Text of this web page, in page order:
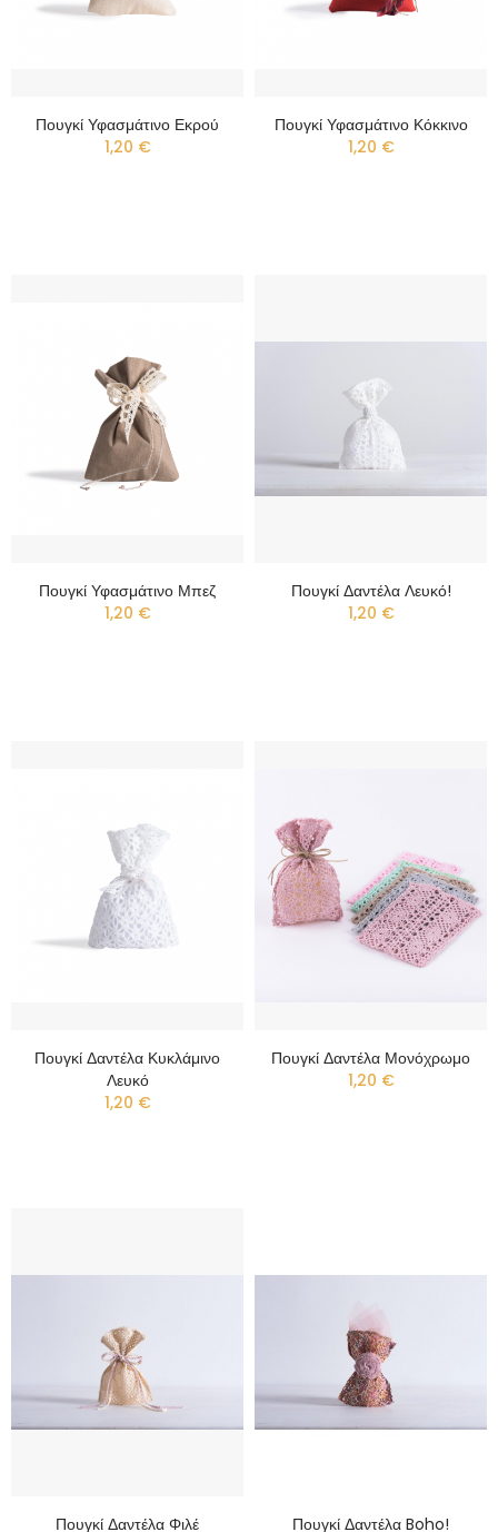
Πουγκί Υφασμάτινο Εκρού
1,20 €
Πουγκί Υφασμάτινο Κόκκινο
1,20 €
Πουγκί Υφασμάτινο Μπεζ
1,20 €
Πουγκί Δαντέλα Λευκό!
1,20 €
Πουγκί Δαντέλα Κυκλάμινο
Λευκό
1,20 €
Πουγκί Δαντέλα Μονόχρωμο
1,20 €
Πουγκί Δαντέλα Φιλέ Πουγκί Δαντέλα Boho!